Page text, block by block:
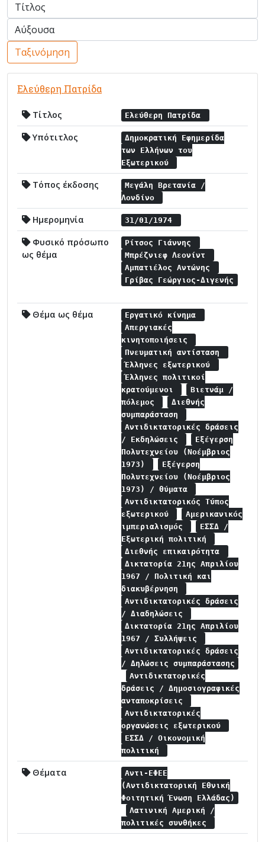
Ταξινόμηση
Ελεύθερη Πατρίδα
Τίτλος Ελεύθερη Πατρίδα
Υπότιτλος
Δημοκρατική Εφημερίδα
των Ελλήνων του
Εξωτερικού
Τόπος έκδοσης
Μεγάλη Βρετανία /
Λονδίνο
Ημερομηνία 31/01/1974
Φυσικό πρόσωπο
ως θέμα
Ρίτσος Γιάννης
Μπρέζνιεφ Λεονίντ
Αμπατιέλος Αντώνης
Γρίβας Γεώργιος-Διγενής
Θέμα ως θέμα
Εργατικό κίνημα
Απεργιακές
κινητοποιήσεις
Πνευματική αντίσταση
Έλληνες εξωτερικού
Έλληνες πολιτικοί
κρατούμενοι
Βιετνάμ /
πόλεμος
Διεθνής
συμπαράσταση
Αντιδικτατορικές δράσεις
/ Εκδηλώσεις
Εξέγερση
Πολυτεχνείου (Νοέμβριος
1973)
Εξέγερση
Πολυτεχνείου (Νοέμβριος
1973) / θύματα
Αντιδικτατορικός Τύπος
εξωτερικού
Αμερικανικός
ιμπεριαλισμός
ΕΣΣΔ /
Εξωτερική πολιτική
Διεθνής επικαιρότητα
Δικτατορία 21ης Απριλίου
1967 / Πολιτική και
διακυβέρνηση
Αντιδικτατορικές δράσεις
/ Διαδηλώσεις
Δικτατορία 21ης Απριλίου
1967 / Συλλήψεις
Αντιδικτατορικές δράσεις
/ Δηλώσεις συμπαράστασης
Αντιδικτατορικές
δράσεις / Δημοσιογραφικές
ανταποκρίσεις
Αντιδικτατορικές
οργανώσεις εξωτερικού
ΕΣΣΔ / Οικονομική
πολιτική
Θέματα
Αντι-ΕΦΕΕ
(Αντιδικτατορική Εθνική
Φοιτητική Ένωση Ελλάδας)
Λατινική Αμερική /
πολιτικές συνθήκες